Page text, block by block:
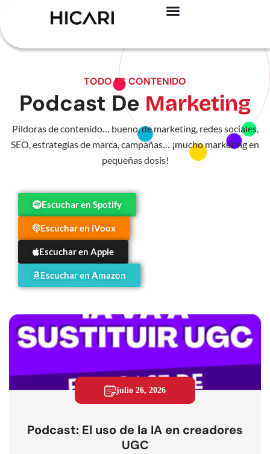
TODO ES CONTENIDO
Podcast De Marketing
Píldoras de contenido… bueno, de marketing, redes sociales,
SEO, estrategias de marca, campañas… ¡mucho marketing en
pequeñas dosis!
Escuchar en Spotify
Escuchar en iVoox
Escuchar en Apple
Escuchar en Amazon
julio 26, 2026
Podcast: El uso de la IA en creadores
UGC